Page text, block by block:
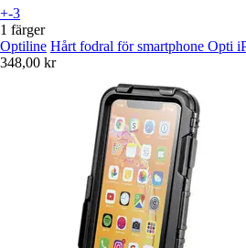
+-3
1 färger
Optiline Hårt fodral för smartphone Opti
348,00 kr